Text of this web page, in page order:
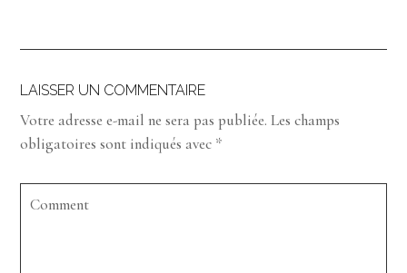
LAISSER UN COMMENTAIRE
Votre adresse e-mail ne sera pas publiée. Les champs
obligatoires sont indiqués avec *